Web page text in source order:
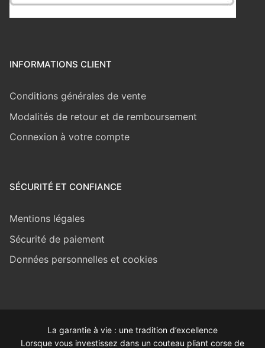
INFORMATIONS CLIENT
Conditions générales de vente
Modalités de retour et de remboursement
Connexion à votre compte
SÉCURITÉ ET CONFIANCE
Mentions légales
Sécurité de paiement
Données personnelles et cookies
La garantie à vie : une tradition d’excellence
Lorsque vous investissez dans un couteau pliant corse de